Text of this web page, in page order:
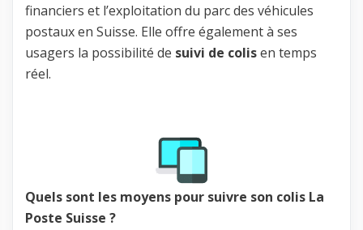
financiers et l’exploitation du parc des véhicules
postaux en Suisse. Elle offre également à ses
usagers la possibilité de suivi de colisen temps
réel.
Quels sont les moyens pour suivre son colis La
Poste Suisse ?